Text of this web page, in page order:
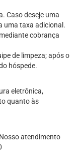
Caso deseje uma
uma taxa adicional.
cobrança
de limpeza; após o
hóspede.
eletrônica,
quanto às
atendimento